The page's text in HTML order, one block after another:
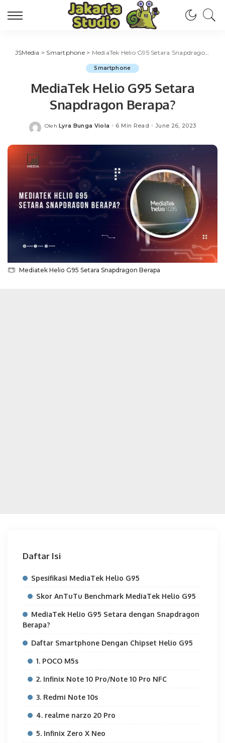
JSMedia > Smartphone> MediaTek Helio G95 Setara Snapdragon Berapa?
Smartphone
MediaTek Helio G95 Setara
Snapdragon Berapa?
Posted
Oleh Lyra Bunga Viola 6 Min Read June 26, 2023
Mediatek Helio G95 Setara Snapdragon Berapa
Daftar Isi
Spesifikasi MediaTek Helio G95
Skor AnTuTu Benchmark MediaTek Helio G95
MediaTek Helio G95 Setara dengan Snapdragon
Berapa?
Daftar Smartphone Dengan Chipset Helio G95
1. POCO M5s
2. Infinix Note 10 Pro/Note 10 Pro NFC
3. Redmi Note 10s
4. realme narzo 20 Pro
5. Infinix Zero X Neo